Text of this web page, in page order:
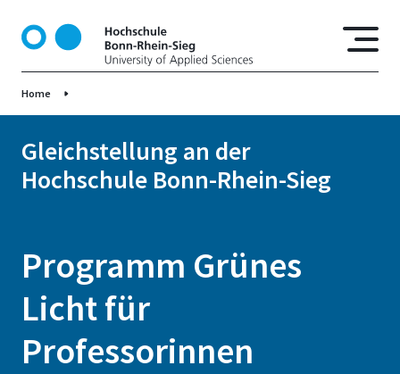
t
Home
Gleichstellung an der
Hochschule Bonn-Rhein-Sieg
Programm Grünes
Licht für
Professorinnen